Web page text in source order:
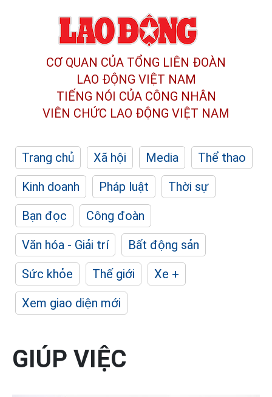
CƠ QUAN CỦA TỔNG LIÊN ĐOÀN
LAO ĐỘNG VIỆT NAM
TIẾNG NÓI CỦA CÔNG NHÂN
VIÊN CHỨC LAO ĐỘNG VIỆT NAM
Trang chủ Xã hội Media
Thể thao
Kinh doanh
Pháp luật
Thời sự
Bạn đọc
Công đoàn
Văn hóa - Giải trí
Bất động sản
Sức khỏe
Thế giới
Xe +
Xem giao diện mới
GIÚP VIỆC